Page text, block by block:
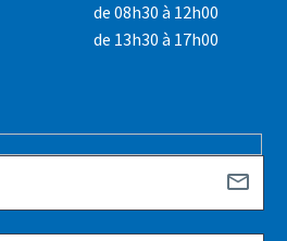
de 08h30 à 12h00
de 13h30 à 17h00